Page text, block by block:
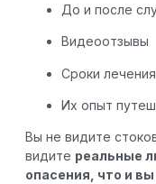
До и после
Видеоотзывы
Сроки лечения
Их опыт
Вы не видите
видите реальные
опасения, что и